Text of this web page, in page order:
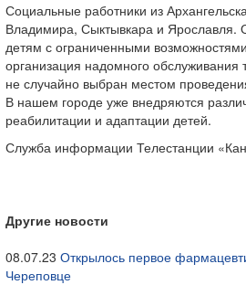
Социальные работники из
Владимира, Сыктывкара и Ярославля.
детям с ограниченными
организация надомного обслуживания
не случайно выбран местом
В нашем городе уже внедряются
реабилитации и адаптации детей.
Служба информации Телестанции
Другие новости
08.07.23 Открылось первое
Череповце